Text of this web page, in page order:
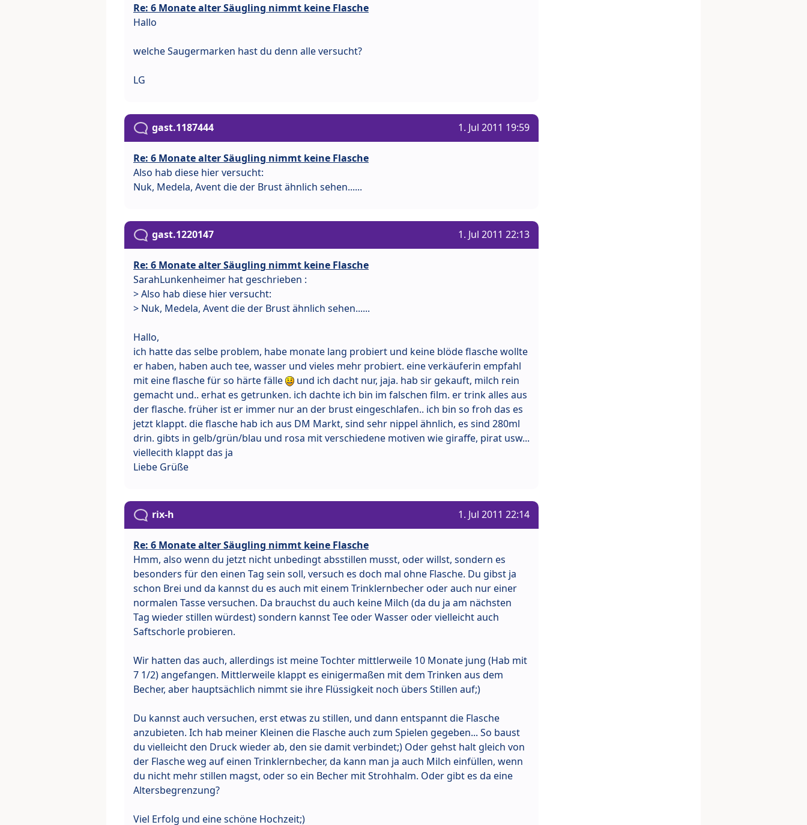
Re: 6 Monate alter Säugling nimmt keine Flasche
Hallo
welche Saugermarken hast du denn alle versucht?
LG
gast.1187444 1. Jul 2011 19:59
Re: 6 Monate alter Säugling nimmt keine Flasche
Also hab diese hier versucht:
Nuk, Medela, Avent die der Brust ähnlich sehen......
gast.1220147 1. Jul 2011 22:13
Re: 6 Monate alter Säugling nimmt keine Flasche
SarahLunkenheimer hat geschrieben :
> Also hab diese hier versucht:
> Nuk, Medela, Avent die der Brust ähnlich sehen......
Hallo,
ich hatte das selbe problem, habe monate lang probiert und keine blöde flasche wollte
er haben, haben auch tee, wasser und vieles mehr probiert. eine verkäuferin empfahl
mit eine flasche für so härte fälle
und ich dacht nur, jaja. hab sir gekauft, milch rein
gemacht und.. erhat es getrunken. ich dachte ich bin im falschen film. er trink alles aus
der flasche. früher ist er immer nur an der brust eingeschlafen.. ich bin so froh das es
jetzt klappt. die flasche hab ich aus DM Markt, sind sehr nippel ähnlich, es sind 280ml
drin. gibts in gelb/grün/blau und rosa mit verschiedene motiven wie giraffe, pirat usw...
viellecith klappt das ja
Liebe Grüße
rix-h 1. Jul 2011 22:14
Re: 6 Monate alter Säugling nimmt keine Flasche
Hmm, also wenn du jetzt nicht unbedingt absstillen musst, oder willst, sondern es
besonders für den einen Tag sein soll, versuch es doch mal ohne Flasche. Du gibst ja
schon Brei und da kannst du es auch mit einem Trinklernbecher oder auch nur einer
normalen Tasse versuchen. Da brauchst du auch keine Milch (da du ja am nächsten
Tag wieder stillen würdest) sondern kannst Tee oder Wasser oder vielleicht auch
Saftschorle probieren.
Wir hatten das auch, allerdings ist meine Tochter mittlerweile 10 Monate jung (Hab mit
7 1/2) angefangen. Mittlerweile klappt es einigermaßen mit dem Trinken aus dem
Becher, aber hauptsächlich nimmt sie ihre Flüssigkeit noch übers Stillen auf;)
Du kannst auch versuchen, erst etwas zu stillen, und dann entspannt die Flasche
anzubieten. Ich hab meiner Kleinen die Flasche auch zum Spielen gegeben... So baust
du vielleicht den Druck wieder ab, den sie damit verbindet;) Oder gehst halt gleich von
der Flasche weg auf einen Trinklernbecher, da kann man ja auch Milch einfüllen, wenn
du nicht mehr stillen magst, oder so ein Becher mit Strohhalm. Oder gibt es da eine
Altersbegrenzung?
Viel Erfolg und eine schöne Hochzeit;)